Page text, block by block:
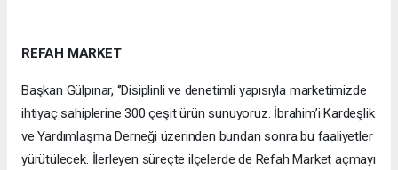
REFAH MARKET
Başkan Gülpınar, ‘’Disiplinli ve denetimli yapısıyla marketimizde
ihtiyaç sahiplerine 300 çeşit ürün sunuyoruz. İbrahim’i Kardeşlik
ve Yardımlaşma Derneği üzerinden bundan sonra bu faaliyetler
yürütülecek. İlerleyen süreçte ilçelerde de Refah Market açmayı